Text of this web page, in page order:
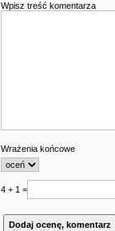
Wpisz treść komentarza
Wrażenia końcowe
4 + 1 =